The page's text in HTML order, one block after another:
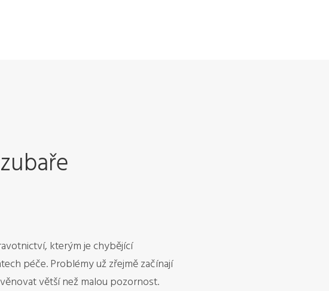
kterým je chybějící
péče. Problémy už zřejmě začínají
větší než malou pozornost.